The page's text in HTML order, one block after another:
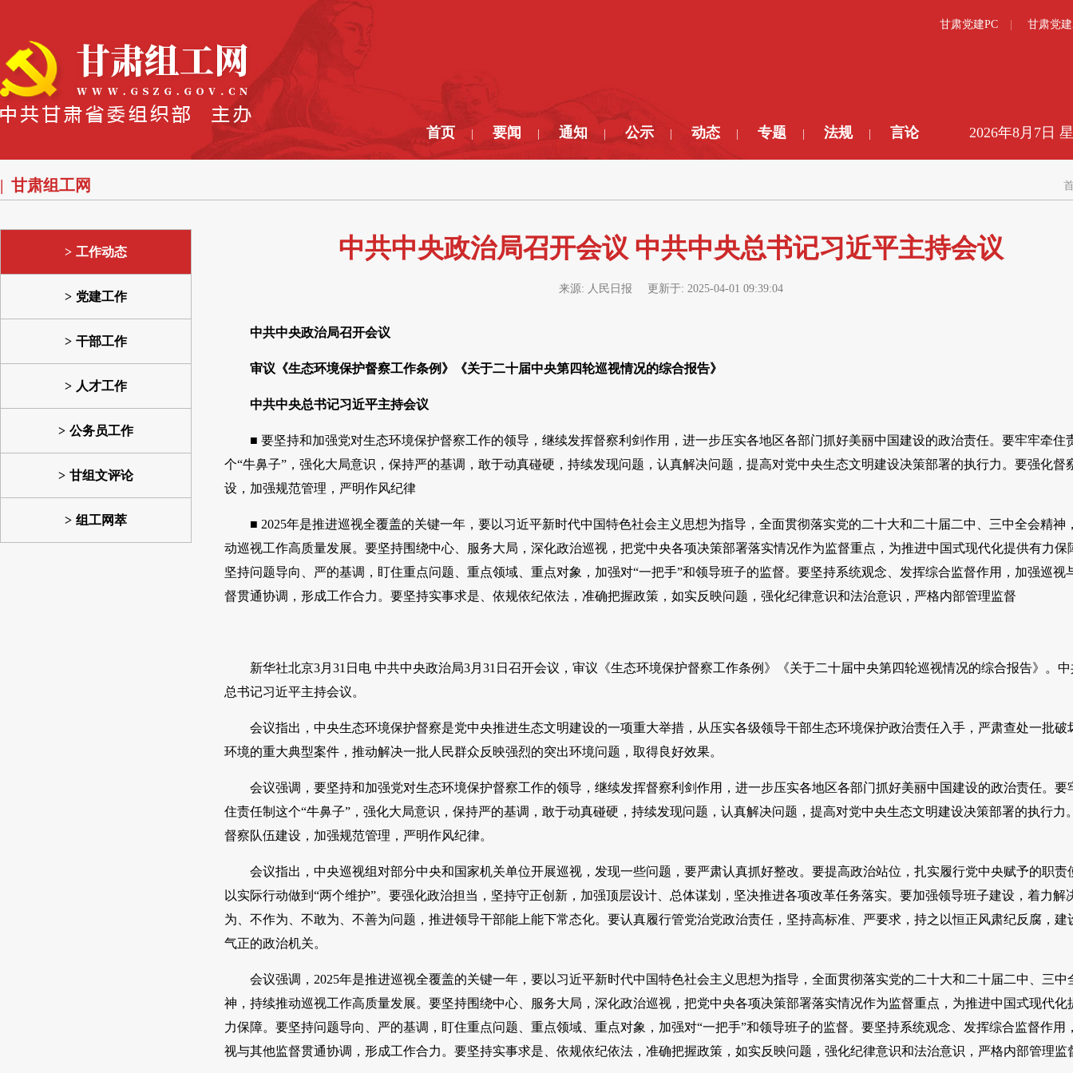
甘肃党建PC 甘肃党
首页 要闻 通知 公示 动态 专题 法规 言论 2026年8月7日
甘肃组工网
工作动态
党建工作
干部工作
人才工作
公务员工作
甘组文评论
组工网萃
中共中央政治局召开会议 中共中央总书记习近平主持会议
来源: 人民日报 更新于: 2025-04-01 09:39:04
中共中央政治局召开会议
审议《生态环境保护督察工作条例》《关于二十届中央第四轮巡视情况的综合报告》
中共中央总书记习近平主持会议
■ 要坚持和加强党对生态环境保护督察工作的领导，继续发挥督察利剑作用，进一步压实各地区各部门抓好美丽中国建设的政治责任。要牢牢牵住
个“牛鼻子”，强化大局意识，保持严的基调，敢于动真碰硬，持续发现问题，认真解决问题，提高对党中央生态文明建设决策部署的执行力。要强化督
设，加强规范管理，严明作风纪律
■ 2025年是推进巡视全覆盖的关键一年，要以习近平新时代中国特色社会主义思想为指导，全面贯彻落实党的二十大和二十届二中、三中全会精神
动巡视工作高质量发展。要坚持围绕中心、服务大局，深化政治巡视，把党中央各项决策部署落实情况作为监督重点，为推进中国式现代化提供有力保
坚持问题导向、严的基调，盯住重点问题、重点领域、重点对象，加强对“一把手”和领导班子的监督。要坚持系统观念、发挥综合监督作用，加强巡视
督贯通协调，形成工作合力。要坚持实事求是、依规依纪依法，准确把握政策，如实反映问题，强化纪律意识和法治意识，严格内部管理监督
新华社北京3月31日电 中共中央政治局3月31日召开会议，审议《生态环境保护督察工作条例》《关于二十届中央第四轮巡视情况的综合报告》。
总书记习近平主持会议。
会议指出，中央生态环境保护督察是党中央推进生态文明建设的一项重大举措，从压实各级领导干部生态环境保护政治责任入手，严肃查处一批破
环境的重大典型案件，推动解决一批人民群众反映强烈的突出环境问题，取得良好效果。
会议强调，要坚持和加强党对生态环境保护督察工作的领导，继续发挥督察利剑作用，进一步压实各地区各部门抓好美丽中国建设的政治责任。要
住责任制这个“牛鼻子”，强化大局意识，保持严的基调，敢于动真碰硬，持续发现问题，认真解决问题，提高对党中央生态文明建设决策部署的执行力
督察队伍建设，加强规范管理，严明作风纪律。
会议指出，中央巡视组对部分中央和国家机关单位开展巡视，发现一些问题，要严肃认真抓好整改。要提高政治站位，扎实履行党中央赋予的职责
以实际行动做到“两个维护”。要强化政治担当，坚持守正创新，加强顶层设计、总体谋划，坚决推进各项改革任务落实。要加强领导班子建设，着力解
为、不作为、不敢为、不善为问题，推进领导干部能上能下常态化。要认真履行管党治党政治责任，坚持高标准、严要求，持之以恒正风肃纪反腐，建
气正的政治机关。
会议强调，2025年是推进巡视全覆盖的关键一年，要以习近平新时代中国特色社会主义思想为指导，全面贯彻落实党的二十大和二十届二中、三中
神，持续推动巡视工作高质量发展。要坚持围绕中心、服务大局，深化政治巡视，把党中央各项决策部署落实情况作为监督重点，为推进中国式现代化
力保障。要坚持问题导向、严的基调，盯住重点问题、重点领域、重点对象，加强对“一把手”和领导班子的监督。要坚持系统观念、发挥综合监督作用
视与其他监督贯通协调，形成工作合力。要坚持实事求是、依规依纪依法，准确把握政策，如实反映问题，强化纪律意识和法治意识，严格内部管理监